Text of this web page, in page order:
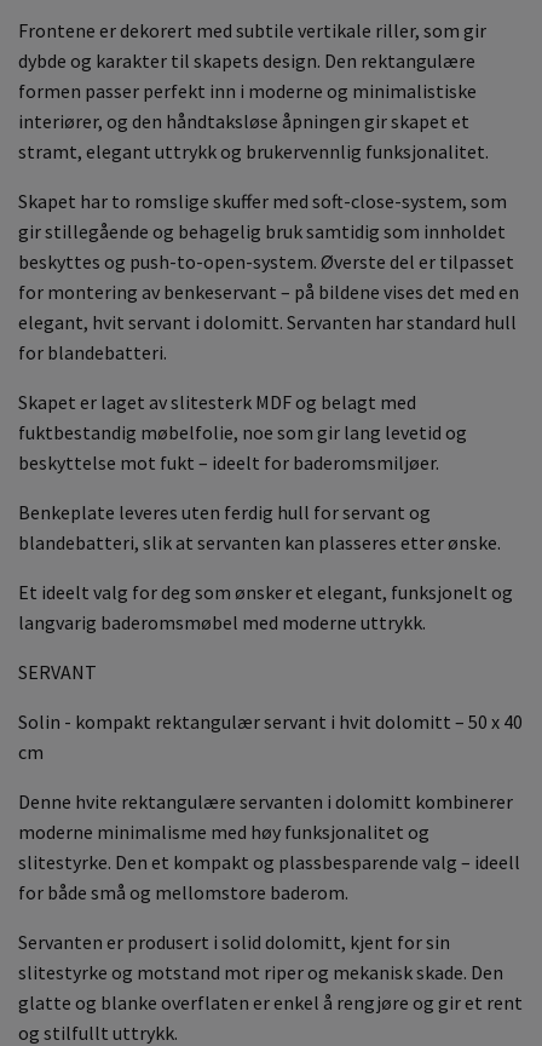
Frontene er dekorert med subtile vertikale riller, som gir
dybde og karakter til skapets design. Den rektangulære
formen passer perfekt inn i moderne og minimalistiske
interiører, og den håndtaksløse åpningen gir skapet et
stramt, elegant uttrykk og brukervennlig funksjonalitet.
Skapet har to romslige skuffer med soft-close-system, som
gir stillegående og behagelig bruk samtidig som innholdet
beskyttes og push-to-open-system. Øverste del er tilpasset
for montering av benkeservant – på bildene vises det med en
elegant, hvit servant i dolomitt. Servanten har standard hull
for blandebatteri.
Skapet er laget av slitesterk MDF og belagt med
fuktbestandig møbelfolie, noe som gir lang levetid og
beskyttelse mot fukt – ideelt for baderomsmiljøer.
Benkeplate leveres uten ferdig hull for servant og
blandebatteri, slik at servanten kan plasseres etter ønske.
Et ideelt valg for deg som ønsker et elegant, funksjonelt og
langvarig baderomsmøbel med moderne uttrykk.
SERVANT
Solin - kompakt rektangulær servant i hvit dolomitt – 50 x 40
cm
Denne hvite rektangulære servanten i dolomitt kombinerer
moderne minimalisme med høy funksjonalitet og
slitestyrke. Den et kompakt og plassbesparende valg – ideell
for både små og mellomstore baderom.
Servanten er produsert i solid dolomitt, kjent for sin
slitestyrke og motstand mot riper og mekanisk skade. Den
glatte og blanke overflaten er enkel å rengjøre og gir et rent
og stilfullt uttrykk.